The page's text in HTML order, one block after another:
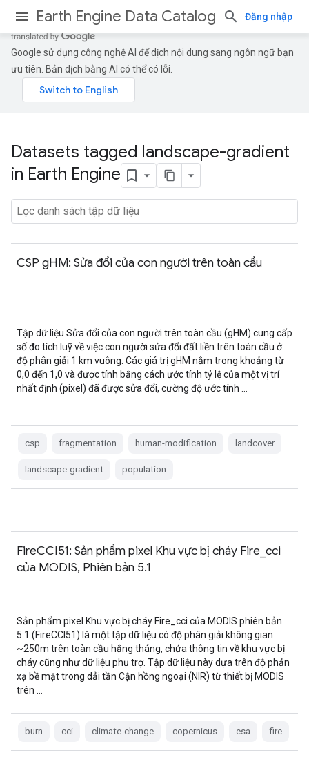
Earth Engine Data Catalog Đăng nhập
Google sử dụng công nghệ AI để dịch nội dung sang ngôn ngữ bạn
ưu tiên. Bản dịch bằng AI có thể có lỗi.
Datasets tagged landscape-gradient
in Earth Engine
CSP gHM: Sửa đổi của con người trên toàn cầu
Tập dữ liệu Sửa đổi của con người trên toàn cầu (gHM) cung cấp
số đo tích luỹ về việc con người sửa đổi đất liền trên toàn cầu ở
độ phân giải 1 km vuông. Các giá trị gHM nằm trong khoảng từ
0,0 đến 1,0 và được tính bằng cách ước tính tỷ lệ của một vị trí
nhất định (pixel) đã được sửa đổi, cường độ ước tính …
csp fragmentation human-modification landcover
landscape-gradient population
FireCCI51: Sản phẩm pixel Khu vực bị cháy Fire_cci
của MODIS, Phiên bản 5.1
Sản phẩm pixel Khu vực bị cháy Fire_cci của MODIS phiên bản
5.1 (FireCCI51) là một tập dữ liệu có độ phân giải không gian
~250m trên toàn cầu hằng tháng, chứa thông tin về khu vực bị
cháy cũng như dữ liệu phụ trợ. Tập dữ liệu này dựa trên độ phản
xạ bề mặt trong dải tần Cận hồng ngoại (NIR) từ thiết bị MODIS
trên …
burn cci climate-change copernicus esa fire